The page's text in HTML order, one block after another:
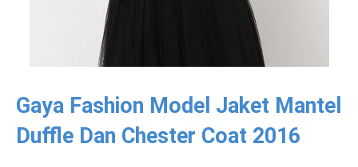
Gaya Fashion Model Jaket Mantel
Duffle Dan Chester Coat 2016